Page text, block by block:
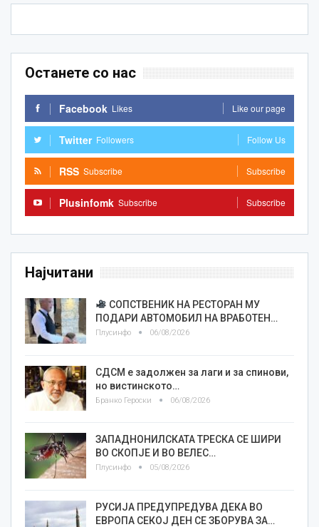
Останете со нас
Facebook Likes Like our page
Twitter Followers Follow Us
RSS Subscribe Subscribe
Plusinfomk Subscribe Subscribe
Најчитани
СОПСТВЕНИК НА РЕСТОРАН МУ
ПОДАРИ АВТОМОБИЛ НА ВРАБОТЕН…
Плусинфо 06/08/2026
СДСМ е задолжен за лаги и за спинови,
но вистинското…
Бранко Героски 06/08/2026
ЗАПАДНОНИЛСКАТА ТРЕСКА СЕ ШИРИ
ВО СКОПЈЕ И ВО ВЕЛЕС…
Плусинфо 05/08/2026
РУСИЈА ПРЕДУПРЕДУВА ДЕКА ВО
ЕВРОПА СЕКОЈ ДЕН СЕ ЗБОРУВА ЗА…